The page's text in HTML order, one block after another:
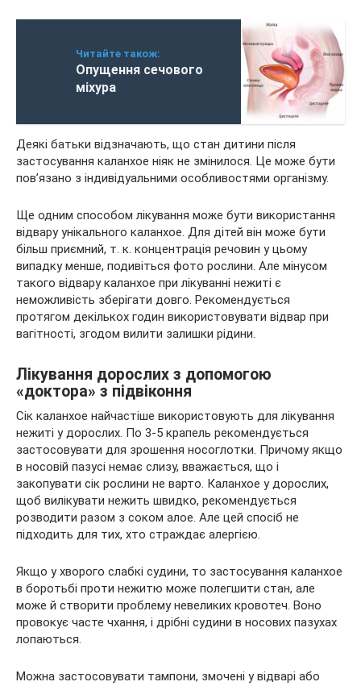
Читайте також:
Опущення сечового
міхура
Деякі батьки відзначають, що стан дитини після
застосування каланхое ніяк не змінилося. Це може бути
пов’язано з індивідуальними особливостями організму.
Ще одним способом лікування може бути використання
відвару унікального каланхое. Для дітей він може бути
більш приємний, т. к. концентрація речовин у цьому
випадку менше, подивіться фото рослини. Але мінусом
такого відвару каланхое при лікуванні нежиті є
неможливість зберігати довго. Рекомендується
протягом декількох годин використовувати відвар при
вагітності, згодом вилити залишки рідини.
Лікування дорослих з допомогою
«доктора» з підвіконня
Сік каланхое найчастіше використовують для лікування
нежиті у дорослих. По 3-5 крапель рекомендується
застосовувати для зрошення носоглотки. Причому якщо
в носовій пазусі немає слизу, вважається, що і
закопувати сік рослини не варто. Каланхое у дорослих,
щоб вилікувати нежить швидко, рекомендується
розводити разом з соком алое. Але цей спосіб не
підходить для тих, хто страждає алергією.
Якщо у хворого слабкі судини, то застосування каланхое
в боротьбі проти нежитю може полегшити стан, але
може й створити проблему невеликих кровотеч. Воно
провокує часте чхання, і дрібні судини в носових пазухах
лопаються.
Можна застосовувати тампони, змочені у відварі або